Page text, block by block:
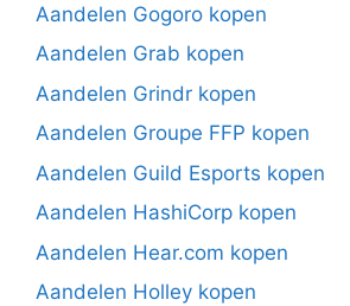
Aandelen Gogoro kopen
Aandelen Grab kopen
Aandelen Grindr kopen
Aandelen Groupe FFP kopen
Aandelen Guild Esports kopen
Aandelen HashiCorp kopen
Aandelen Hear.com kopen
Aandelen Holley kopen